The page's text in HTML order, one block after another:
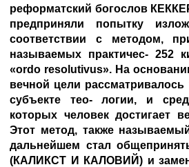
реформатский богослов
предприняли попытку
соответствии с методом,
называемых практичес- 252
«ordo resolutivus». На
вечной цели рассматривалось
субъекте тео- логии, и
которых человек достигает
Этот метод, также
дальнейшем стал
(КАЛИКСТ И
КАЛОВИЙ) и